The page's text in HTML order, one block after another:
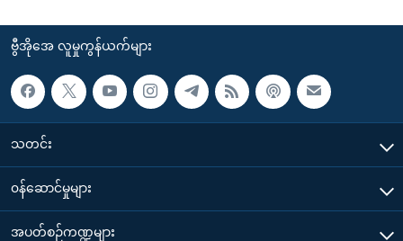
ဗွီအိုအေ လူမှုကွန်ယက်များ
သတင်း
၀န်ဆောင်မှုများ
အပတ်စဉ်ကဏ္ဍများ